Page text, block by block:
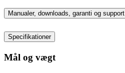
Manualer, downloads, garanti og support
Specifikationer
Mål og vægt